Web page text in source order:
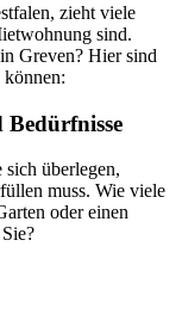
zieht viele
sind.
Greven? Hier sind
Bedürfnisse
überlegen,
muss. Wie viele
oder einen